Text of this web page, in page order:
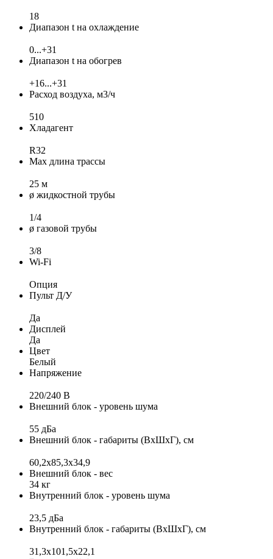
18
Диапазон t на охлаждение
0...+31
Диапазон t на обогрев
+16...+31
Расход воздуха, м3/ч
510
Хладагент
R32
Max длина трассы
25 м
ø жидкостной трубы
1/4
ø газовой трубы
3/8
Wi-Fi
Опция
Пульт Д/У
Да
Дисплей
Да
Цвет
Белый
Напряжение
220/240 B
Внешний блок - уровень шума
55 дБа
Внешний блок - габариты (ВхШхГ), см
60,2x85,3x34,9
Внешний блок - вес
34 кг
Внутренний блок - уровень шума
23,5 дБа
Внутренний блок - габариты (ВхШхГ), см
31,3x101,5x22,1